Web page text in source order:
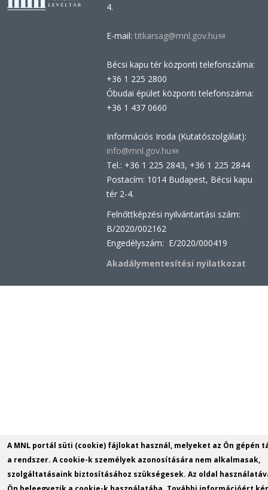
4.
E-mail: titkarsag@mnl.gov.hu(link
e-
Bécsi kapu tér központi telefonszáma:
+36 1 225 2800
Óbudai épület központi telefonszáma:
+36 1 437 0660
Információs Iroda (Kutatószolgálat):
info@mnl.gov.hu(link
sends
e-
Tel.: +36 1 225 2843, +36 1 225 2844
Postacím: 1014 Budapest, Bécsi kapu
tér 2-4.
Felnőttképzési nyilvántartási szám:
B/2020/002162
Engedélyszám: E/2020/000419
Akadálymentesítési nyilatkozat
A MNL portál süti (cookie) fájlokat használ, melyeket az Ön gépén
a rendszer. A cookie-k személyek azonosítására nem alkalmasak,
szolgáltatásaink biztosításához szükségesek. Az oldal